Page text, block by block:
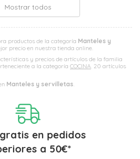
productos de la categoría Manteles y
precio en nuestra tienda online.
y precios de artículos de la familia
a la categoría COCINA. 20 artículos
Manteles y servilletas.
Mostrar todos
en pedidos
a 50€*